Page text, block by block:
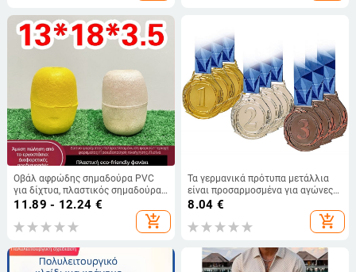
πάτος
Οβάλ αφρώδης σημαδούρα PVC
για δίχτυα, πλαστικός σημαδούρας
αλιείας
11.89 - 12.24 €
add_shopping_cart
Τα γερμανικά πρότυπα μετάλλια
είναι προσαρμοσμένα για αγώνες
και διαγωνισμούς. Διατίθενται
ουδέτερα μετάλλια και μετάλλια.
Τα μεταλλικά χάλκινα μετάλλια
8.04 €
add_shopping_cart